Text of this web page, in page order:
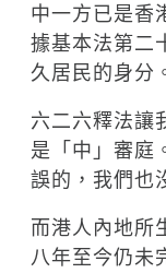
中一方已是香
據基本法第二
久居民的身分
六二六釋法讓
是「中」審庭
誤的，我們也
而港人內地所
八年至今仍未